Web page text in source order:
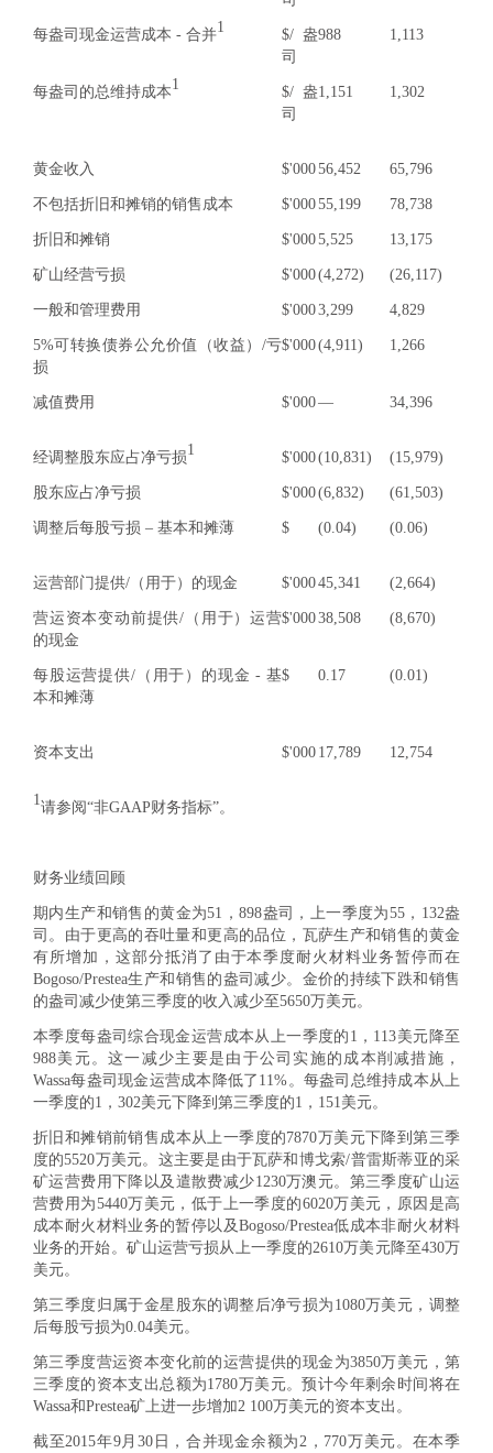
每盎司现金运营成本 - 合并1
$/盎
司
988 1,113
每盎司的总维持成本1
$/盎
司
1,151 1,302
黄金收入 $'00056,452 65,796
不包括折旧和摊销的销售成本 $'00055,199 78,738
折旧和摊销 $'0005,525 13,175
矿山经营亏损 $'000(4,272) (26,117)
一般和管理费用 $'0003,299 4,829
5%可转换债券公允价值（收益）/亏
损
$'000(4,911) 1,266
减值费用 $'000— 34,396
经调整股东应占净亏损1 $'000(10,831) (15,979)
股东应占净亏损 $'000(6,832) (61,503)
调整后每股亏损 – 基本和摊薄 $ (0.04) (0.06)
运营部门提供/（用于）的现金 $'00045,341 (2,664)
营运资本变动前提供/（用于）运营
的现金
$'00038,508 (8,670)
每股运营提供/（用于）的现金 - 基
本和摊薄
$ 0.17 (0.01)
资本支出 $'000 17,789 12,754
1 请参阅“非GAAP财务指标”。
财务业绩回顾
期内生产和销售的黄金为51，898盎司，上一季度为55，132盎
司。由于更高的吞吐量和更高的品位，瓦萨生产和销售的黄金
有所增加，这部分抵消了由于本季度耐火材料业务暂停而在
Bogoso/Prestea生产和销售的盎司减少。金价的持续下跌和销售
的盎司减少使第三季度的收入减少至5650万美元。
本季度每盎司综合现金运营成本从上一季度的1，113美元降至
988美元。这一减少主要是由于公司实施的成本削减措施，
Wassa每盎司现金运营成本降低了11%。每盎司总维持成本从上
一季度的1，302美元下降到第三季度的1，151美元。
折旧和摊销前销售成本从上一季度的7870万美元下降到第三季
度的5520万美元。这主要是由于瓦萨和博戈索/普雷斯蒂亚的采
矿运营费用下降以及遣散费减少1230万澳元。第三季度矿山运
营费用为5440万美元，低于上一季度的6020万美元，原因是高
成本耐火材料业务的暂停以及Bogoso/Prestea低成本非耐火材料
业务的开始。矿山运营亏损从上一季度的2610万美元降至430万
美元。
第三季度归属于金星股东的调整后净亏损为1080万美元，调整
后每股亏损为0.04美元。
第三季度营运资本变化前的运营提供的现金为3850万美元，第
三季度的资本支出总额为1780万美元。预计今年剩余时间将在
Wassa和Prestea矿上进一步增加2 100万美元的资本支出。
截至2015年9月30日，合并现金余额为2，770万美元。在本季